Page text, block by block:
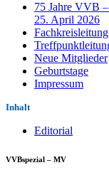
75 Jahre VVB
25. April 2026
Fachkreisleitung
Neue Mitglieder
Geburtstage
Impressum
Inhalt
Editorial
VVBspezial – MV